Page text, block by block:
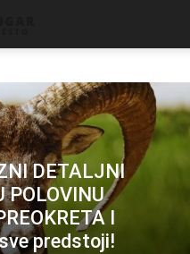
DETALJNI
POLOVINU
I
predstoji!